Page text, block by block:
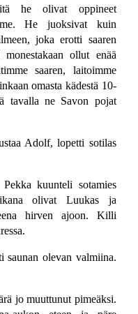
he olivat oppineet
He juoksivat kuin
joka erotti saaren
ollut enää
saaren, laitoimme
omasta kädestä 10-
tavalla ne Savon pojat
Adolf, lopetti sotilas
kuunteli sotamies
olivat Luukas ja
hirven ajoon. Killi
saunan olevan valmiina.
jo muuttunut pimeäksi.